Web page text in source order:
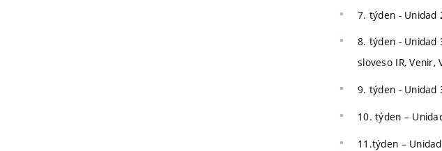
7. týden - Unidad
8. týden - Unidad
sloveso IR, Venir,
9. týden - Unidad
10. týden –
11.týden –